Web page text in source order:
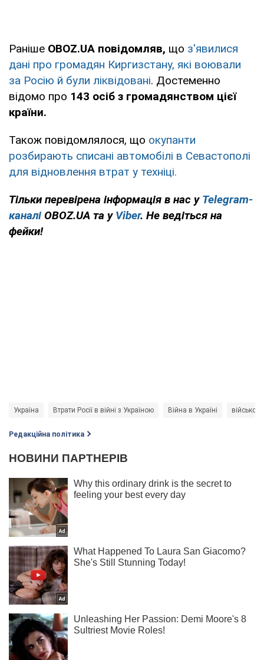
Раніше OBOZ.UA повідомляв, що з'явилися
дані про громадян Киргизстану, які воювали
за Росію й були ліквідовані. Достеменно
відомо про 143 осіб з громадянством цієї
країни.
Також повідомлялося, що окупанти
розбирають списані автомобілі в Севастополі
для відновлення втрат у техніці.
Тільки перевірена інформація в нас у Telegram-
каналі OBOZ.UA та у Viber. Не ведіться на
фейки!
Україна Втрати Росії в війні з Україною Війна в Україні
Редакційна політика